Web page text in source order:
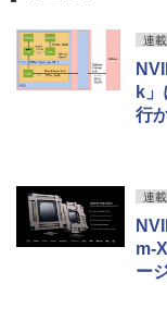
連載
k
行
連載
m-
ー